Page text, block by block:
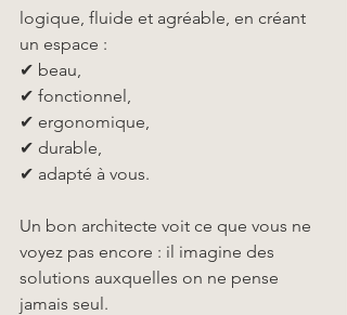
logique, fluide et agréable, en créant
un espace :
✔ beau,
✔ fonctionnel,
✔ ergonomique,
✔ durable,
✔ adapté à vous.
Un bon architecte voit ce que vous ne
voyez pas encore : il imagine des
solutions auxquelles on ne pense
jamais seul.